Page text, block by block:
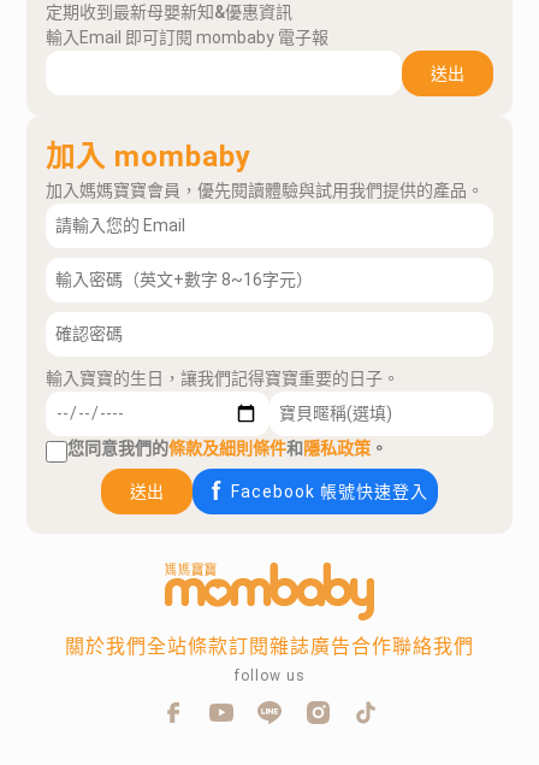
定期收到最新母嬰新知&優惠資訊
輸入Email 即可訂閱 mombaby 電子報
送出
加入 mombaby
加入媽媽寶寶會員，優先閱讀體驗與試用我們提供的產品。
輸入寶寶的生日，讓我們記得寶寶重要的日子。
您同意我們的條款及細則條件和隱私政策 。
送出 Facebook 帳號快速登入
關於我們全站條款訂閱雜誌廣告合作聯絡我們
follow us